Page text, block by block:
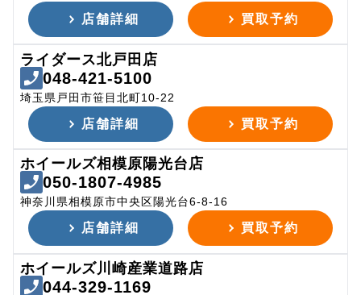
店舗詳細 買取予約
ライダース北戸田店
048-421-5100
埼玉県戸田市笹目北町10-22
店舗詳細 買取予約
ホイールズ相模原陽光台店
050-1807-4985
神奈川県相模原市中央区陽光台6-8-16
店舗詳細 買取予約
ホイールズ川崎産業道路店
044-329-1169